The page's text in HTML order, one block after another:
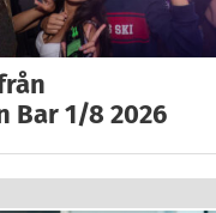
Bar 1/8 2026